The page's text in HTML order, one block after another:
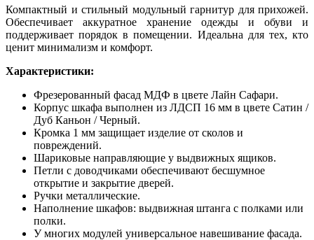
Компактный и стильный модульный гарнитур для прихожей.
Обеспечивает аккуратное хранение одежды и обуви и
поддерживает порядок в помещении. Идеальна для тех, кто
ценит минимализм и комфорт.
Характеристики:
Фрезерованный фасад МДФ в цвете Лайн Сафари.
Корпус шкафа выполнен из ЛДСП 16 мм в цвете Сатин /
Дуб Каньон / Черный.
Кромка 1 мм защищает изделие от сколов и
повреждений.
Шариковые направляющие у выдвижных ящиков.
Петли с доводчиками обеспечивают бесшумное
открытие и закрытие дверей.
Ручки металлические.
Наполнение шкафов: выдвижная штанга с полками или
полки.
У многих модулей универсальное навешивание фасада.